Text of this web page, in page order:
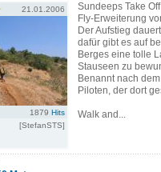
21.01.2006
1879 Hits
[StefanSTS]
Sundeeps Take
Fly-Erweiterung
Der Aufstieg
dafür gibt es auf
Berges eine tolle
Stauseen zu
Benannt nach
Piloten, der dort
Walk and...